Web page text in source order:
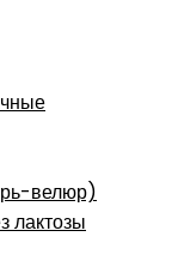
велюр)
лактозы